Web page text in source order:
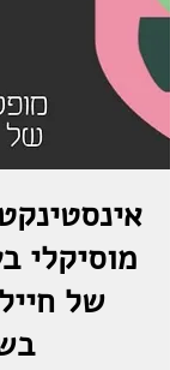
מוסיקלי
של